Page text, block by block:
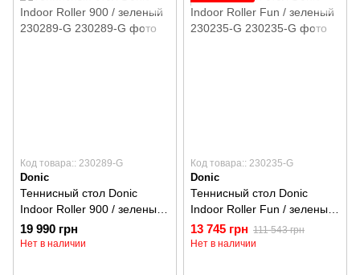
Код товара:: 230289-G
Donic
Теннисный стол Donic
Indoor Roller 900 / зеленый
230289-G
19 990 грн
Нет в наличии
Код товара:: 230235-G
Donic
Теннисный стол Donic
Indoor Roller Fun / зеленый
230235-G
13 745 грн 111 543 грн
Нет в наличии